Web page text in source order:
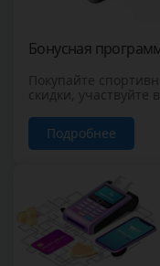
Бонусная
Покупайте
скидки, участвуйте
Подробнее